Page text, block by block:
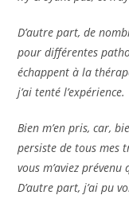
D’autre part, de
pour différentes
échappent à la
j’ai tenté l’expérience.
Bien m’en pris, car,
persiste de tous mes
vous m’aviez
D’autre part, j’ai pu